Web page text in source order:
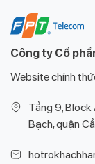
Công ty Cổ
Website chính
Tầng 9, Block
Bạch, quận